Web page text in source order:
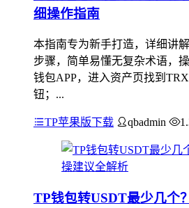
细操作指南
本指南专为新手打造，详细讲
步骤，简单易懂无复杂术语，
钱包APP，进入资产页找到
钮；...
TP苹果版下载 qbadmin
TP钱包转USDT最少几个